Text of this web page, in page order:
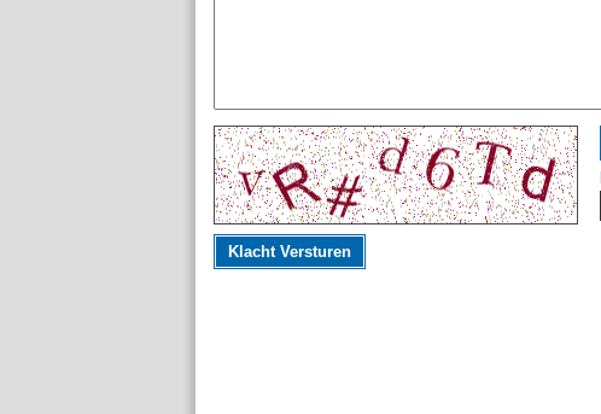
Klacht Versturen